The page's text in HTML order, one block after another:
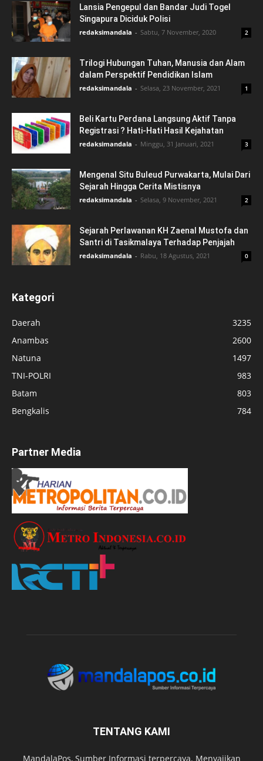
Lansia Pengepul dan Bandar Judi Togel
Singapura Diciduk Polisi
redaksimandala - Sabtu, 7 November, 2020 2
Trilogi Hubungan Tuhan, Manusia dan Alam
dalam Perspektif Pendidikan Islam
redaksimandala - Selasa, 23 November, 2021 1
Beli Kartu Perdana Langsung Aktif Tanpa
Registrasi ? Hati-Hati Hasil Kejahatan
redaksimandala - Minggu, 31 Januari, 2021 3
Mengenal Situ Buleud Purwakarta, Mulai Dari
Sejarah Hingga Cerita Mistisnya
redaksimandala - Selasa, 9 November, 2021 2
Sejarah Perlawanan KH Zaenal Mustofa dan
Santri di Tasikmalaya Terhadap Penjajah
redaksimandala - Rabu, 18 Agustus, 2021 0
Kategori
Daerah
3235
Anambas
2600
Natuna
1497
TNI-POLRI
983
Batam
803
Bengkalis
784
Partner Media
TENTANG KAMI
MandalaPos, Sumber Informasi terpercaya. Menyajikan